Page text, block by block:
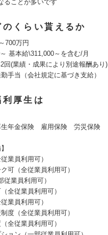
ることが多いです
くらい貰えるか
700万円
基本給\311,000～を含む/月
回(業績・成果により別途報酬あり)
勤手当（会社規定に基づき支給）
厚生は
年金保険 雇用保険 労災保険
業員利用可）
可（全従業員利用可）
従業員利用可）
全従業員利用可）
業員利用可）
度（全従業員利用可）
全従業員利用可）